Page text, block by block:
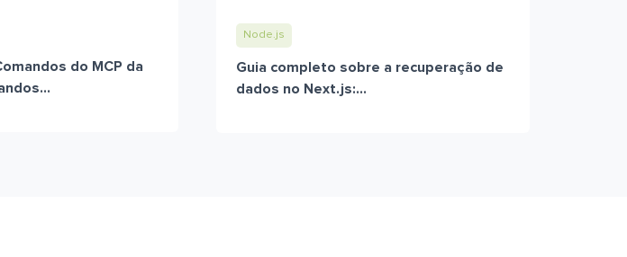
do MCP da
Node.js
Guia completo sobre a recuperação de
dados no Next.js:...